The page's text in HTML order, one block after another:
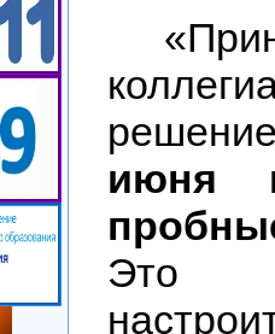
июня
Это